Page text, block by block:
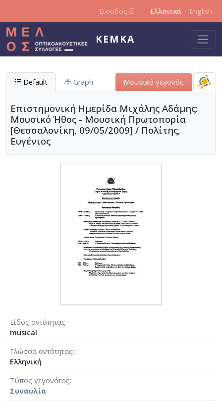
Είσοδος Ελληνικά English
ΚΕΜΚΑ
Default Graph Μουσικό γεγονός
Επιστημονική Ημερίδα Μιχάλης Αδάμης:
Μουσικό Ήθος - Μουσική Πρωτοπορία
[Θεσσαλονίκη, 09/05/2009] / Πολίτης,
Ευγένιος
Είδος οντότητας
musical
Γλώσσα οντότητας
Ελληνική
Τύπος γεγονότος
Συναυλία